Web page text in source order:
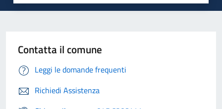
Contatta il comune
Leggi le domande frequenti
Richiedi Assistenza